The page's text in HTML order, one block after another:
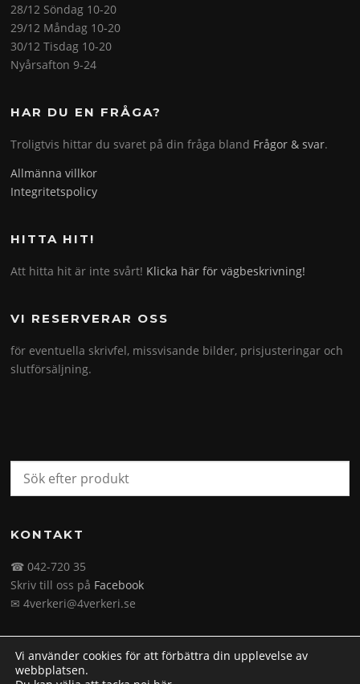
28/12 Söndag 10-20
29/12 Måndag 10-20
30/12 Tisdag 10-20
Nyårsafton 9-24
HAR DU EN FRÅGA?
Troligtvis hittar du svaret på din fråga bland Frågor & svar.
Allmänna villkor
Integritetspolicy
HITTA HIT!
Att hitta hit är inte svårt! Klicka här för vägbeskrivning!
VI RESERVERAR OSS
för eventuella skrivfel, missvisande bilder, prisjusteringar och
slutförsäljning.
KONTAKT
☎ 042-720 35
Skriv till oss på Facebook
✉ 4verkeri@4verkeri.se
Vi använder cookies för att förbättra din upplevelse av
webbplatsen.